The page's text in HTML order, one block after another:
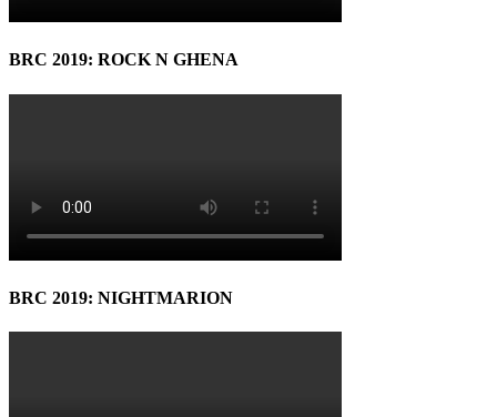
BRC 2019: ROCK N GHENA
BRC 2019: NIGHTMARION